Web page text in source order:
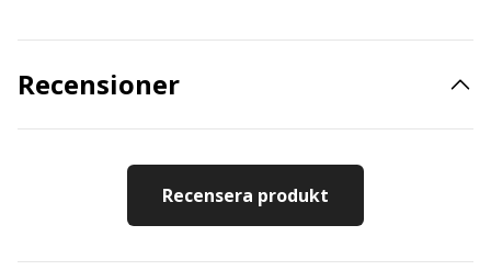
Recensioner
Recensera produkt